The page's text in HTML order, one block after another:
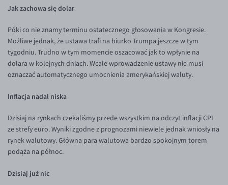
EUR/DKK
EUR/NOK
EUR/SEK
EUR/AUD
EUR/BGN
EUR/CAD
EUR/HKD
EUR/HUF
EUR/JPY
Jak zachowa się dolar
Póki co nie znamy terminu ostatecznego głosowania w Kongresie.
Możliwe jednak, że ustawa trafi na biurko Trumpa jeszcze w tym
tygodniu. Trudno w tym momencie oszacować jak to wpłynie na
dolara w kolejnych dniach. Wcale wprowadzenie ustawy nie musi
oznaczać automatycznego umocnienia amerykańskiej waluty.
Inflacja nadal niska
Dzisiaj na rynkach czekaliśmy przede wszystkim na odczyt inflacji CPI
ze strefy euro. Wyniki zgodne z prognozami niewiele jednak wniosły na
rynek walutowy. Główna para walutowa bardzo spokojnym torem
podąża na północ.
Dzisiaj już nic